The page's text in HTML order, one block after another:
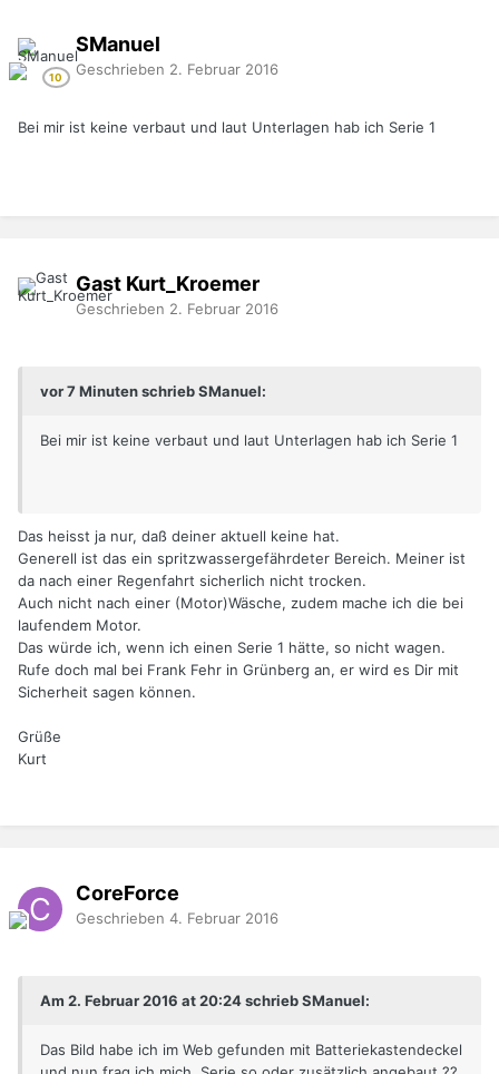
SManuel
Geschrieben 2. Februar 2016
Bei mir ist keine verbaut und laut Unterlagen hab ich Serie 1
Gast Kurt_Kroemer
Geschrieben 2. Februar 2016
vor 7 Minuten schrieb SManuel:
Bei mir ist keine verbaut und laut Unterlagen hab ich Serie 1
Das heisst ja nur, daß deiner aktuell keine hat.
Generell ist das ein spritzwassergefährdeter Bereich. Meiner ist
da nach einer Regenfahrt sicherlich nicht trocken.
Auch nicht nach einer (Motor)Wäsche, zudem mache ich die bei
laufendem Motor.
Das würde ich, wenn ich einen Serie 1 hätte, so nicht wagen.
Rufe doch mal bei Frank Fehr in Grünberg an, er wird es Dir mit
Sicherheit sagen können.
Grüße
Kurt
CoreForce
Geschrieben 4. Februar 2016
Am 2. Februar 2016 at 20:24 schrieb SManuel:
Das Bild habe ich im Web gefunden mit Batteriekastendeckel